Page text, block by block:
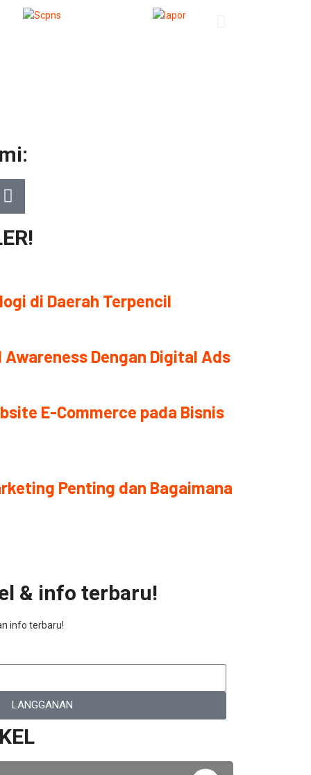
di Daerah Terpencil
Dengan Digital Ads
E-Commerce pada Bisnis
Penting dan Bagaimana
& info terbaru!
info terbaru!
LANGGANAN